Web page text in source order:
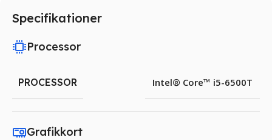
Specifikationer
Processor
PROCESSOR Intel® Core™ i5-6500T
Grafikkort